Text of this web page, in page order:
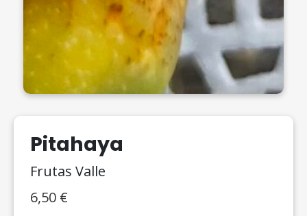
Pitahaya
Frutas Valle
6,50 €